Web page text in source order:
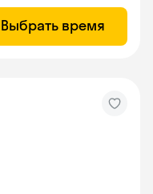
Выбрать время